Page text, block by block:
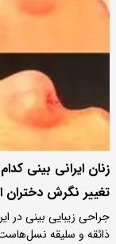
زنان ایرانی بینی
تغییر نگرش
جراحی زیبایی بینی در
ذائقه و سلیقه